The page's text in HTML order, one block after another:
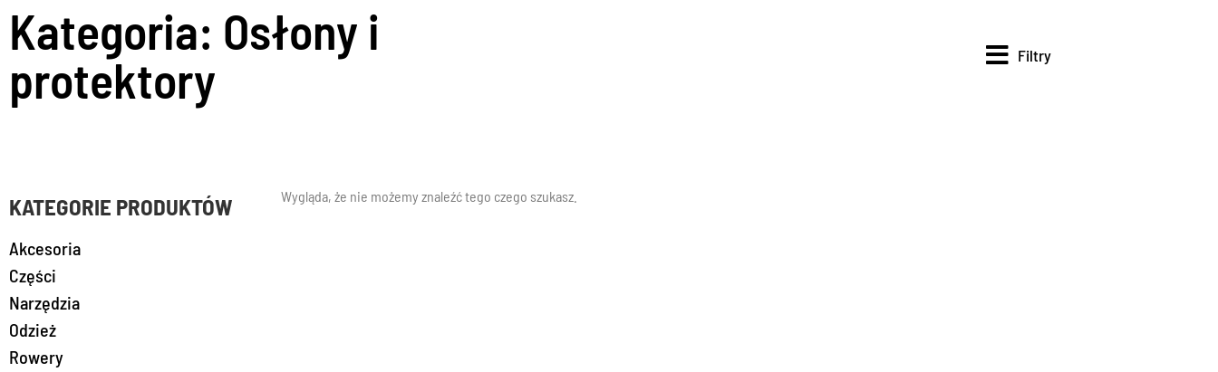
Kategoria: Osłony i
protektory
Filtry
KATEGORIE PRODUKTÓW
Akcesoria
Części
Narzędzia
Odzież
Rowery
Wygląda, że nie możemy znaleźć tego czego szukasz.